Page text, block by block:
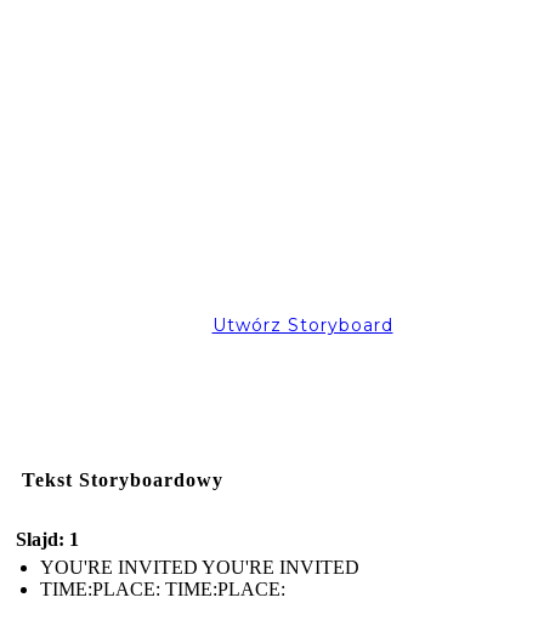
Utwórz Storyboard
Tekst Storyboardowy
Slajd: 1
YOU'RE INVITED YOU'RE INVITED
TIME:PLACE: TIME:PLACE: